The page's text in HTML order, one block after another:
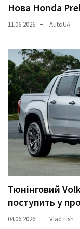
Нова Honda
11.06.2026 AutoUA
Тюнінговий
поступить у
04.06.2026 Vlad Fish